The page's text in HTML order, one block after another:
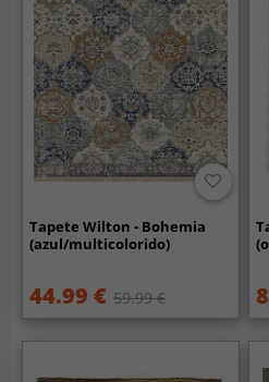
Tapete Wilton - Bohemia
(azul/multicolorido)
44.99 € 59.99 €